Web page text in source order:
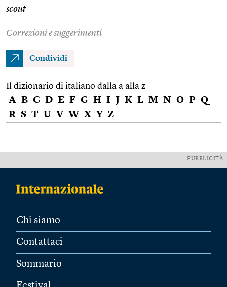
scout
Correzioni e suggerimenti
Condividi
Il dizionario di italiano dalla a alla z
A B C D E F G H I J K L M N O P Q
R S T U V W X Y Z
PUBBLICITÀ
Chi siamo
Contattaci
Sommario